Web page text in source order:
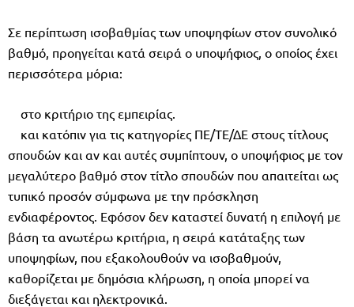
Σε περίπτωση ισοβαθμίας των υποψηφίων στον συνολικό
βαθμό, προηγείται κατά σειρά ο υποψήφιος, ο οποίος έχει
περισσότερα μόρια:
στο κριτήριο της εμπειρίας.
και κατόπιν για τις κατηγορίες ΠΕ/ΤΕ/ΔΕ στους τίτλους
σπουδών και αν και αυτές συμπίπτουν, ο υποψήφιος με τον
μεγαλύτερο βαθμό στον τίτλο σπουδών που απαιτείται ως
τυπικό προσόν σύμφωνα με την πρόσκληση
ενδιαφέροντος. Εφόσον δεν καταστεί δυνατή η επιλογή με
βάση τα ανωτέρω κριτήρια, η σειρά κατάταξης των
υποψηφίων, που εξακολουθούν να ισοβαθμούν,
καθορίζεται με δημόσια κλήρωση, η οποία μπορεί να
διεξάγεται και ηλεκτρονικά.